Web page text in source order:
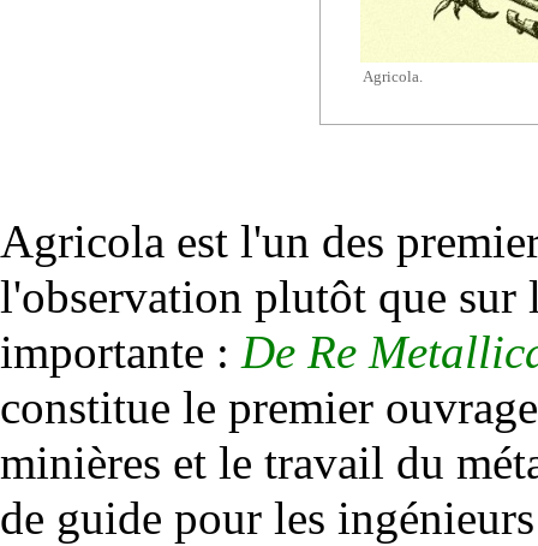
Agricola.
Agricola est l'un des
l'observation plutôt que sur
importante : De Re
constitue le premier
minières et le travail du
de guide pour les